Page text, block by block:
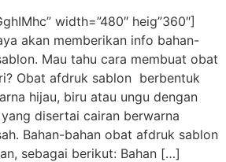
width=”480″ heig”360″]
akan memberikan info bahan-
Mau tahu cara membuat obat
Obat afdruk sablon berbentuk
hijau, biru atau ungu dengan
disertai cairan berwarna
Bahan-bahan obat afdruk sablon
sebagai berikut: Bahan […]